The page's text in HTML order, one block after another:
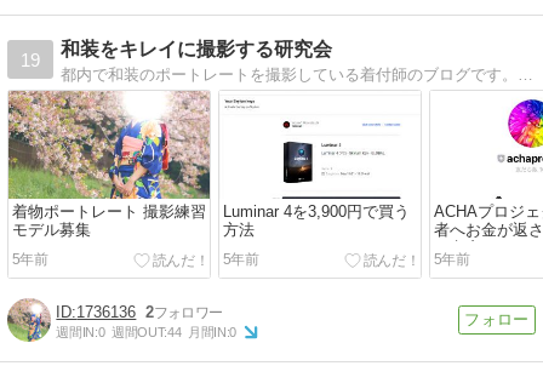
19
和装をキレイに撮影する研究会
着物ポートレート 撮影練習
モデル募集
5年前
Luminar 4を3,900円で買う
方法
5年前
ACHAプロジ
者へお金が返
の考察
5年前
1736136 2
週間IN:0 週間OUT:44 月間IN:0